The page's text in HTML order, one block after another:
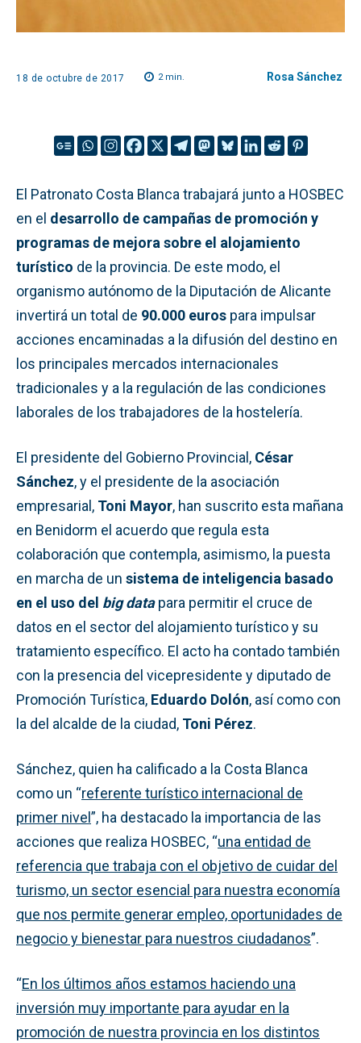
18 de octubre de 2017 2min. Rosa Sánchez
El Patronato Costa Blanca trabajará junto a HOSBEC
en el desarrollo de campañas de promoción y
programas de mejora sobre el alojamiento
turístico de la provincia. De este modo, el
organismo autónomo de la Diputación de Alicante
invertirá un total de 90.000 euros para impulsar
acciones encaminadas a la difusión del destino en
los principales mercados internacionales
tradicionales y a la regulación de las condiciones
laborales de los trabajadores de la hostelería.
El presidente del Gobierno Provincial, César
Sánchez, y el presidente de la asociación
empresarial, Toni Mayor, han suscrito esta mañana
en Benidorm el acuerdo que regula esta
colaboración que contempla, asimismo, la puesta
en marcha de un sistema de inteligencia basado
en el uso del big data para permitir el cruce de
datos en el sector del alojamiento turístico y su
tratamiento específico. El acto ha contado también
con la presencia del vicepresidente y diputado de
Promoción Turística, Eduardo Dolón, así como con
la del alcalde de la ciudad, Toni Pérez.
Sánchez, quien ha calificado a la Costa Blanca
como un “referente turístico internacional de
primer nivel”, ha destacado la importancia de las
acciones que realiza HOSBEC, “una entidad de
referencia que trabaja con el objetivo de cuidar del
turismo, un sector esencial para nuestra economía
que nos permite generar empleo, oportunidades de
negocio y bienestar para nuestros ciudadanos”.
“En los últimos años estamos haciendo una
inversión muy importante para ayudar en la
promoción de nuestra provincia en los distintos